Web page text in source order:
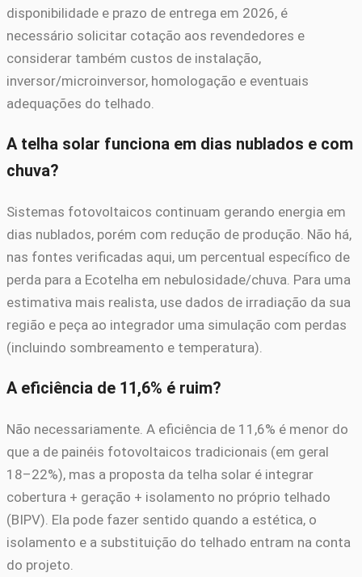
disponibilidade e prazo de entrega em 2026, é
necessário solicitar cotação aos revendedores e
considerar também custos de instalação,
inversor/microinversor, homologação e eventuais
adequações do telhado.
A telha solar funciona em dias nublados e com
chuva?
Sistemas fotovoltaicos continuam gerando energia em
dias nublados, porém com redução de produção. Não há,
nas fontes verificadas aqui, um percentual específico de
perda para a Ecotelha em nebulosidade/chuva. Para uma
estimativa mais realista, use dados de irradiação da sua
região e peça ao integrador uma simulação com perdas
(incluindo sombreamento e temperatura).
A eficiência de 11,6% é ruim?
Não necessariamente. A eficiência de 11,6% é menor do
que a de painéis fotovoltaicos tradicionais (em geral
18–22%), mas a proposta da telha solar é integrar
cobertura + geração + isolamento no próprio telhado
(BIPV). Ela pode fazer sentido quando a estética, o
isolamento e a substituição do telhado entram na conta
do projeto.